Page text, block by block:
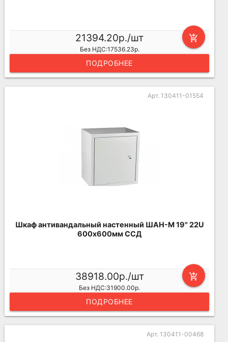
add_shopping_cart
21394.20р./шт
Без НДС:17536.23р.
ПОДРОБНЕЕ
Арт. 130411-01554
Шкаф антивандальный настенный ШАН-М 19" 22U
600х600мм ССД
add_shopping_cart
38918.00р./шт
Без НДС:31900.00р.
ПОДРОБНЕЕ
Арт. 130411-00468